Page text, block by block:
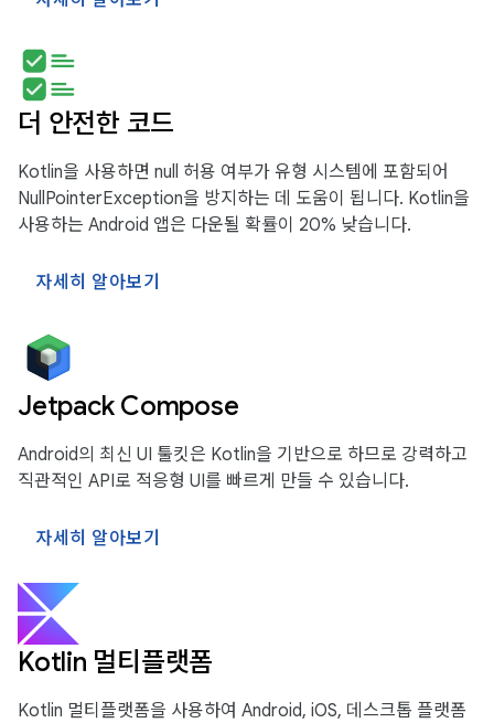
더 안전한 코드
Kotlin을 사용하면 null 허용 여부가 유형 시스템에 포함되어
NullPointerException을 방지하는 데 도움이 됩니다. Kotlin을
사용하는 Android 앱은 다운될 확률이 20% 낮습니다.
자세히 알아보기
Jetpack Compose
Android의 최신 UI 툴킷은 Kotlin을 기반으로 하므로 강력하고
직관적인 API로 적응형 UI를 빠르게 만들 수 있습니다.
자세히 알아보기
Kotlin 멀티플랫폼
Kotlin 멀티플랫폼을 사용하여 Android, iOS, 데스크톱 플랫폼